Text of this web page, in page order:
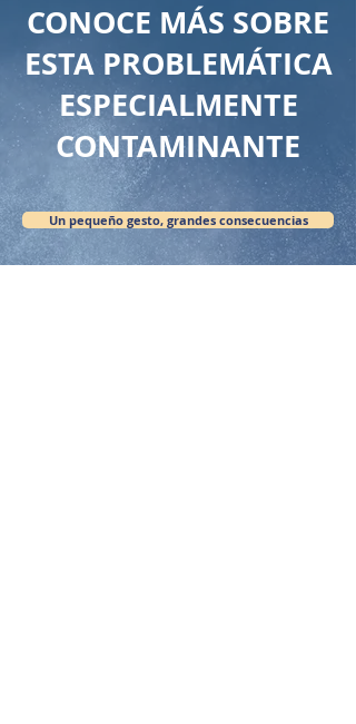
CONOCE MÁS SOBRE
ESTA PROBLEMÁTICA
ESPECIALMENTE
CONTAMINANTE
Un pequeño gesto, grandes consecuencias